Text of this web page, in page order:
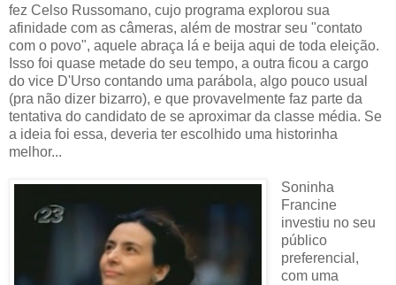
fez Celso Russomano, cujo programa explorou sua
afinidade com as câmeras, além de mostrar seu "contato
com o povo", aquele abraça lá e beija aqui de toda eleição.
Isso foi quase metade do seu tempo, a outra ficou a cargo
do vice D'Urso contando uma parábola, algo pouco usual
(pra não dizer bizarro), e que provavelmente faz parte da
tentativa do candidato de se aproximar da classe média. Se
a ideia foi essa, deveria ter escolhido uma historinha
melhor...
Soninha
Francine
investiu no seu
público
preferencial,
com uma